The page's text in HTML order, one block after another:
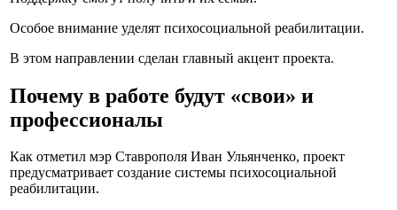
Особое внимание уделят психосоциальной реабилитации.
В этом направлении сделан главный акцент проекта.
Почему в работе будут «свои» и
профессионалы
Как отметил мэр Ставрополя Иван Ульянченко, проект
предусматривает создание системы психосоциальной
реабилитации.